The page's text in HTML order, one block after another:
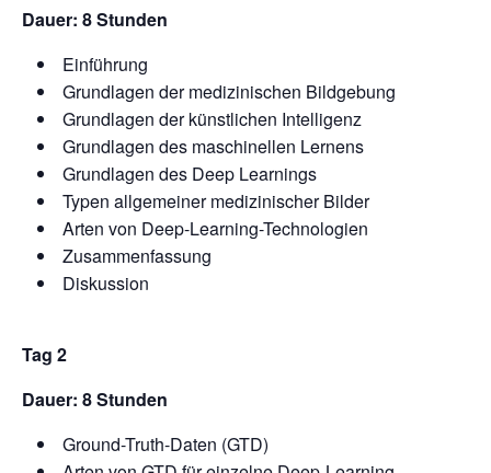
Dauer: 8 Stunden
Einführung
Grundlagen der medizinischen Bildgebung
Grundlagen der künstlichen Intelligenz
Grundlagen des maschinellen Lernens
Grundlagen des Deep Learnings
Typen allgemeiner medizinischer Bilder
Arten von Deep-Learning-Technologien
Zusammenfassung
Diskussion
Tag 2
Dauer: 8 Stunden
Ground-Truth-Daten (GTD)